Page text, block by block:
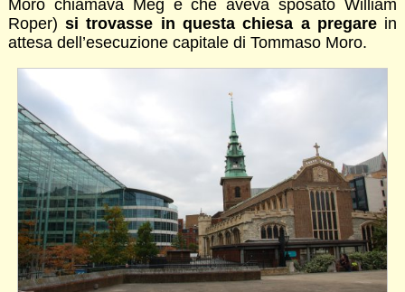
Moro chiamava Meg e che aveva sposato William
Roper)si trovasse in questa chiesa a pregarein
attesa dell’esecuzione capitale di Tommaso Moro.